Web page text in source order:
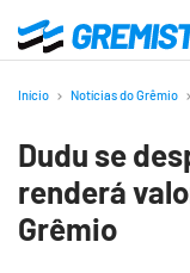
para
principal
Gremistas
Início Notícias do Grêmio
Dudu se
renderá
Grêmio